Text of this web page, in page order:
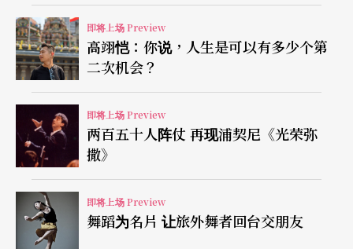
主演的朱胜丽是当家花旦，跨界演出经验丰富。该
剧叙述一名年轻貌美、前途无可限量的京剧女演
员，面对陌生男子向她兜售「青春」，因而展开一
段离奇的心理挣扎历程。王友辉说，他以京剧演员
入戏，并以戏中戏的形式搬演《醉酒》和《别
姬》，意图探问，京剧演员如何在现代戏剧中展现
不凡的身手？传统检场人的身分如何在现代剧场中
呈现不同的风貌？京剧的诸多表演元素，又如何成
为现代戏剧的重要养分？
即将上场 Preview
高翊恺：你说，人生是可以有多少个第
二次机会？
即将上场 Preview
两百五十人阵仗 再现浦契尼《光荣弥
撒》
即将上场 Preview
舞蹈为名片 让旅外舞者回台交朋友